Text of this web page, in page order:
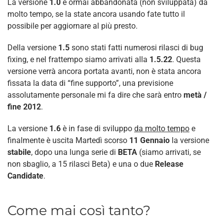
La versione 1.0 è ormai abbandonata (non sviluppata) da
molto tempo, se la state ancora usando fate tutto il
possibile per aggiornare al più presto.
Della versione 1.5 sono stati fatti numerosi rilasci di bug
fixing, e nel frattempo siamo arrivati alla 1.5.22. Questa
versione verrà ancora portata avanti, non è stata ancora
fissata la data di “fine supporto”, una previsione
assolutamente personale mi fa dire che sarà entro metà /
fine 2012.
La versione 1.6 è in fase di sviluppo da molto tempo e
finalmente è uscita Martedì scorso 11 Gennaio la versione
stabile, dopo una lunga serie di BETA (siamo arrivati, se
non sbaglio, a 15 rilasci Beta) e una o due Release
Candidate.
Come mai così tanto?